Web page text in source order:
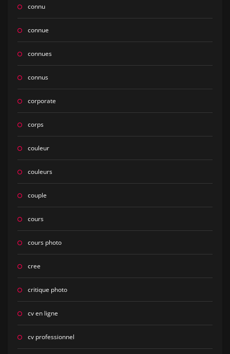
connu
connue
connues
connus
corporate
corps
couleur
couleurs
couple
cours
cours photo
cree
critique photo
cv en ligne
cv professionnel